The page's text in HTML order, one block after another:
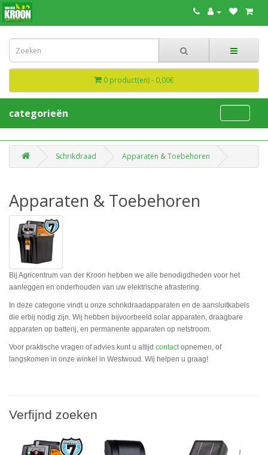
0 product(en) - 0,00€
categorieën
Schrikdraad Apparaten & Toebehoren
Apparaten & Toebehoren
Bij Agricentrum van der Kroon hebben we alle benodigdheden voor het
aanleggen en onderhouden van uw elektrische afrastering.
In deze categorie vindt u onze schrikdraadapparaten en de aansluitkabels
die erbij nodig zijn. Wij hebben bijvoorbeeld solar apparaten, draagbare
apparaten op batterij, en permanente apparaten op netstroom.
Voor praktische vragen of advies kunt u altijd contact opnemen, of
langskomen in onze winkel in Westwoud. Wij helpen u graag!
Verfijnd zoeken